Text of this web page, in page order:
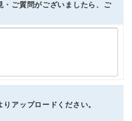
ご質問がございましたら、ご
アップロードください。